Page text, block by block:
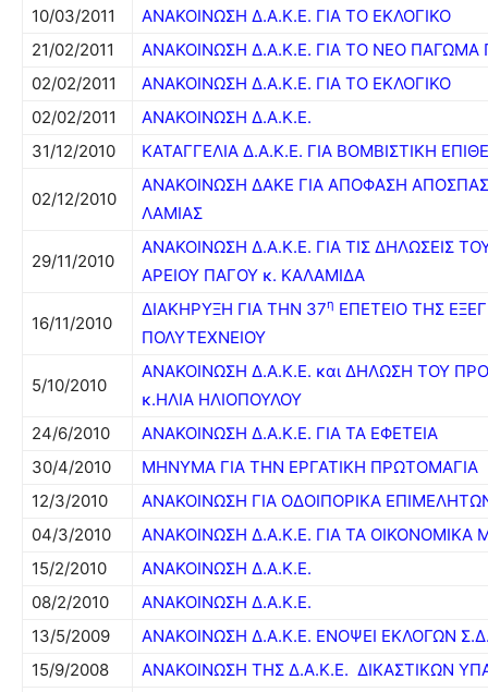
10/03/2011
ΑΝΑΚΟΙΝΩΣΗ Δ.Α.Κ.Ε. ΓΙΑ ΤΟ ΕΚΛΟΓΙΚΟ
21/02/2011
ΑΝΑΚΟΙΝΩΣΗ Δ.Α.Κ.Ε. ΓΙΑ ΤΟ ΝΕΟ
02/02/2011
ΑΝΑΚΟΙΝΩΣΗ Δ.Α.Κ.Ε. ΓΙΑ ΤΟ ΕΚΛΟΓΙΚΟ
02/02/2011
ΑΝΑΚΟΙΝΩΣΗ Δ.Α.Κ.Ε.
31/12/2010
ΚΑΤΑΓΓΕΛΙΑ Δ.Α.Κ.Ε. ΓΙΑ ΒΟΜΒΙΣΤΙΚΗ
02/12/2010
ΑΝΑΚΟΙΝΩΣΗ ΔΑΚΕ ΓΙΑ ΑΠΟΦΑΣΗ
ΛΑΜΙΑΣ
29/11/2010
ΑΝΑΚΟΙΝΩΣΗ Δ.Α.Κ.Ε. ΓΙΑ ΤΙΣ ΔΗΛΩΣΕΙΣ
ΑΡΕΙΟΥ ΠΑΓΟΥ κ. ΚΑΛΑΜΙΔΑ
16/11/2010
ΔΙΑΚΗΡΥΞΗ ΓΙΑ ΤΗΝ 37η ΕΠΕΤΕΙΟ ΤΗΣ
ΠΟΛΥΤΕΧΝΕΙΟΥ
5/10/2010
ΑΝΑΚΟΙΝΩΣΗ Δ.Α.Κ.Ε. και ΔΗΛΩΣΗ ΤΟΥ
κ.ΗΛΙΑ ΗΛΙΟΠΟΥΛΟΥ
24/6/2010
ΑΝΑΚΟΙΝΩΣΗ Δ.Α.Κ.Ε. ΓΙΑ ΤΑ ΕΦΕΤΕΙΑ
30/4/2010
ΜΗΝΥΜΑ ΓΙΑ ΤΗΝ ΕΡΓΑΤΙΚΗ ΠΡΩΤΟΜΑΓΙΑ
12/3/2010
ΑΝΑΚΟΙΝΩΣΗ ΓΙΑ ΟΔΟΙΠΟΡΙΚΑ
04/3/2010
ΑΝΑΚΟΙΝΩΣΗ Δ.Α.Κ.Ε. ΓΙΑ ΤΑ ΟΙΚΟΝΟΜΙΚΑ
15/2/2010
ΑΝΑΚΟΙΝΩΣΗ Δ.Α.Κ.Ε.
08/2/2010
ΑΝΑΚΟΙΝΩΣΗ Δ.Α.Κ.Ε.
13/5/2009
ΑΝΑΚΟΙΝΩΣΗ Δ.Α.Κ.Ε. ΕΝΟΨΕΙ ΕΚΛΟΓΩΝ
15/9/2008
ΑΝΑΚΟΙΝΩΣΗ ΤΗΣ Δ.Α.Κ.Ε. ΔΙΚΑΣΤΙΚΩΝ